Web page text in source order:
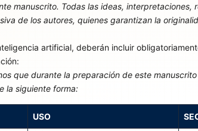
manuscrito. Todas las ideas, interpretaciones,
de los autores, quienes garantizan la
artificial, deberán incluir
que durante la preparación de este
la siguiente forma:
USO